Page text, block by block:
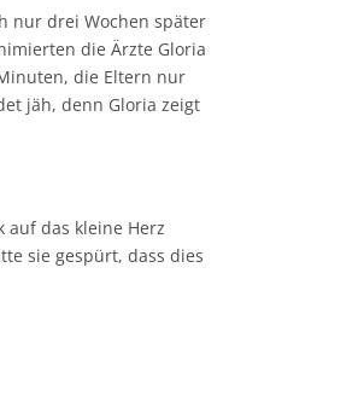
nur drei Wochen später
die Ärzte Gloria
die Eltern nur
jäh, denn Gloria zeigt
auf das kleine Herz
sie gespürt, dass dies